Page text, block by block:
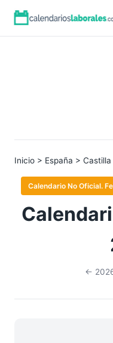
Inicio > España > Castilla
Calendario No Oficial.
←